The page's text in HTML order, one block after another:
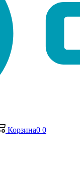
Корзина0 0